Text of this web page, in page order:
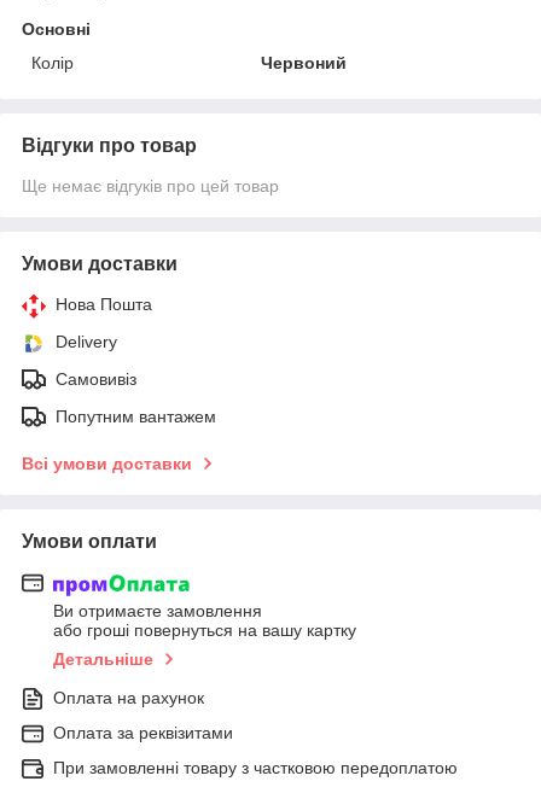
Основні
Колір
Червоний
Відгуки про товар
Ще немає відгуків про цей товар
Умови доставки
Нова Пошта
Delivery
Самовивіз
Попутним вантажем
Всі умови доставки
Умови оплати
Ви отримаєте замовлення
або гроші повернуться на вашу картку
Детальніше
Оплата на рахунок
Оплата за реквізитами
При замовленні товару з частковою передоплатою